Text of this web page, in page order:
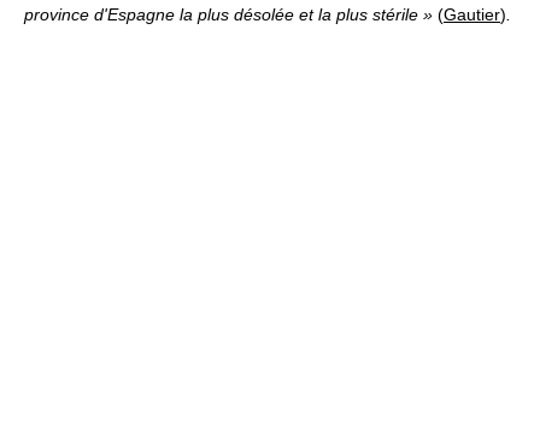
province d'Espagne la plus désolée et la plus stérile » (Gautier)